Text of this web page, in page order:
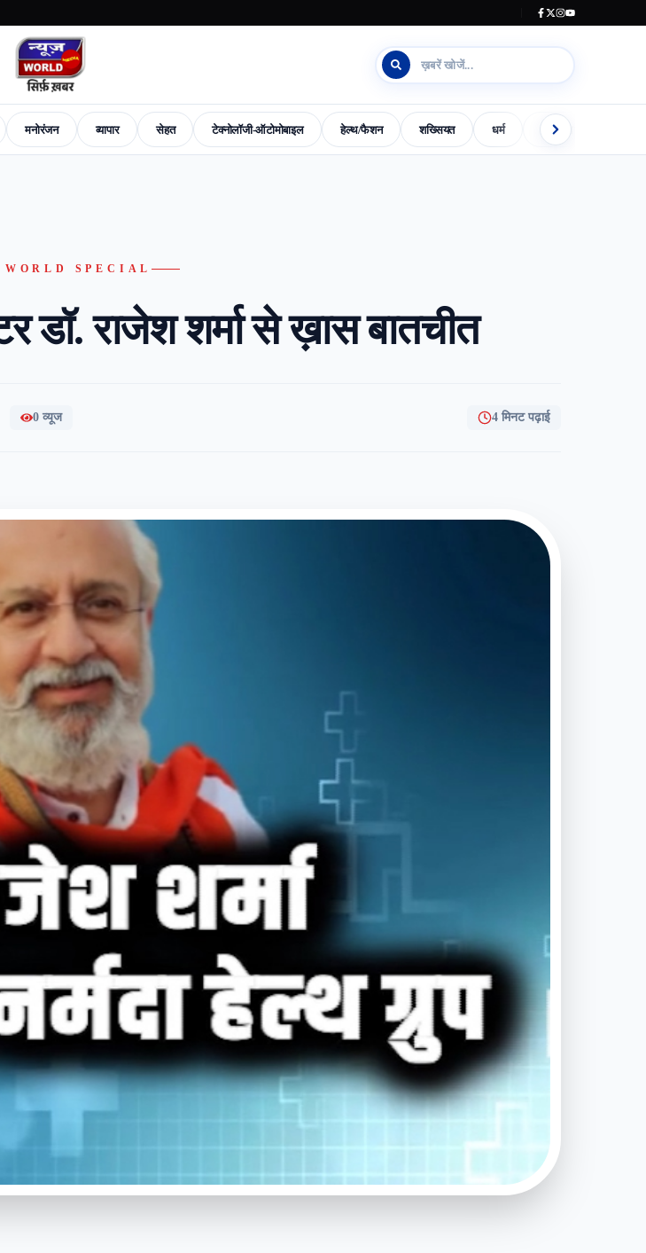
मनोरंजन व्यापार सेहत टेक्नोलॉजी-ऑटोमोबाइल हेल्थ/फैशन शख्सियत धर्म इलेक्शन काउंटडाउन
BusinessHealthTech-News Fashion News-World-Special Dharm Madhya-Pradesh-Election-2023
WORLD SPECIAL
डॉ. राजेश शर्मा से ख़ास बातचीत
0 व्यूज 4 मिनट पढ़ाई